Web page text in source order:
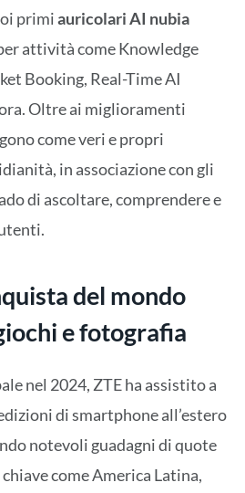
primiauricolari AI nubia
attività come Knowledge
Booking, Real-Time AI
Oltre ai miglioramenti
come veri e propri
in associazione con gli
di ascoltare, comprendere e
del mondo
e fotografia
nel 2024, ZTE ha assistito a
di smartphone all’estero
notevoli guadagni di quote
come America Latina,